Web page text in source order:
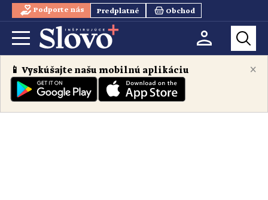
Podporte nás Predplatné Obchod
×
📱 Vyskúšajte našu mobilnú aplikáciu